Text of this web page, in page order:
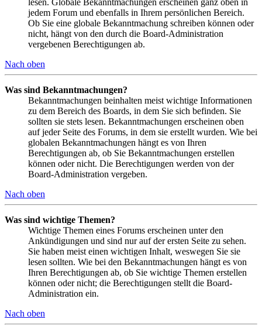
jedem Forum und ebenfalls in Ihrem persönlichen Bereich.
Ob Sie eine globale Bekanntmachung schreiben können oder
nicht, hängt von den durch die Board-Administration
vergebenen Berechtigungen ab.
Nach oben
Was sind Bekanntmachungen?
Bekanntmachungen beinhalten meist wichtige Informationen
zu dem Bereich des Boards, in dem Sie sich befinden. Sie
sollten sie stets lesen. Bekanntmachungen erscheinen oben
auf jeder Seite des Forums, in dem sie erstellt wurden. Wie bei
globalen Bekanntmachungen hängt es von Ihren
Berechtigungen ab, ob Sie Bekanntmachungen erstellen
können oder nicht. Die Berechtigungen werden von der
Board-Administration vergeben.
Nach oben
Was sind wichtige Themen?
Wichtige Themen eines Forums erscheinen unter den
Ankündigungen und sind nur auf der ersten Seite zu sehen.
Sie haben meist einen wichtigen Inhalt, weswegen Sie sie
lesen sollten. Wie bei den Bekanntmachungen hängt es von
Ihren Berechtigungen ab, ob Sie wichtige Themen erstellen
können oder nicht; die Berechtigungen stellt die Board-
Administration ein.
Nach oben